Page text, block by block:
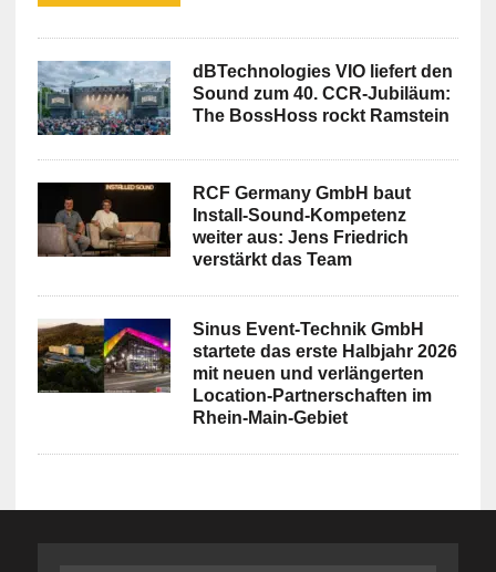
dBTechnologies VIO liefert den
Sound zum 40. CCR-Jubiläum:
The BossHoss rockt Ramstein
RCF Germany GmbH baut
Install-Sound-Kompetenz
weiter aus: Jens Friedrich
verstärkt das Team
Sinus Event-Technik GmbH
startete das erste Halbjahr 2026
mit neuen und verlängerten
Location-Partnerschaften im
Rhein-Main-Gebiet